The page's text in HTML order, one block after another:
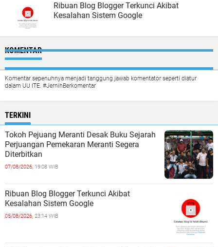
Ribuan Blog Blogger Terkunci Akibat
Kesalahan Sistem Google
KOMENTAR
Komentar sepenuhnya menjadi tanggung jawab komentator seperti diatur
dalam UU ITE. #JernihBerkomentar
TERKINI
Tokoh Pejuang Meranti Desak Buku Sejarah
Perjuangan Pemekaran Meranti Segera
Diterbitkan
07/08/2026, 19:08 WIB
Ribuan Blog Blogger Terkunci Akibat
Kesalahan Sistem Google
05/08/2026, 23:14 WIB